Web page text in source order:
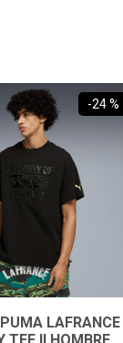
-24 %
LAFRANCE